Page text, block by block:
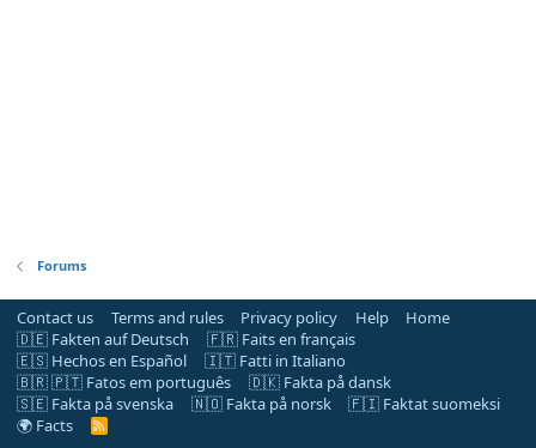
Forums
Contact us Terms and rules Privacy policy Help
Home
🇩🇪 Fakten auf Deutsch
🇫🇷 Faits en français
🇪🇸 Hechos en Español
🇮🇹 Fatti in Italiano
🇧🇷 🇵🇹 Fatos em português
🇩🇰 Fakta på dansk
🇸🇪 Fakta på svenska
🇳🇴 Fakta på norsk
🇫🇮 Faktat suomeksi
🌍 Facts
R